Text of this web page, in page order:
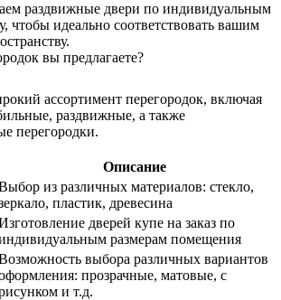
раздвижные двери по индивидуальным
чтобы идеально соответствовать вашим
вы предлагаете?
ассортимент перегородок, включая
раздвижные, а также
перегородки.
Описание
из различных материалов: стекло,
пластик, древесина
дверей купе на заказ по
размерам помещения
выбора различных вариантов
прозрачные, матовые, с
и т.д.